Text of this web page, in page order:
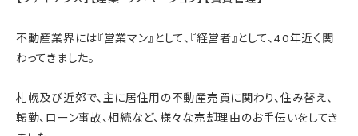
不動産業界には『営業マン』として、『経営者』として、40年近く関
わってきました。
札幌及び近郊で、主に居住用の不動産売買に関わり、住み替え、
転勤、ローン事故、相続など、様々な売却理由のお手伝いをしてき